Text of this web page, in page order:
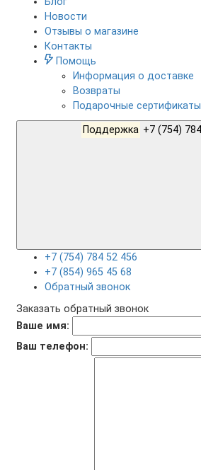
Новости
Отзывы о магазине
Контакты
Помощь
Информация о доставке
Возвраты
Подарочные сертификаты
Поддержка
+7 (754) 784 52 456
+7 (854) 965 45 68
Обратный звонок
Заказать обратный звонок
Ваше имя:
Ваш телефон: